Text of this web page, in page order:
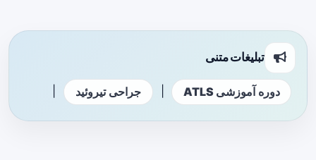
تبلیغات متنی
دوره آموزشی ATLS جراحی تیروئید